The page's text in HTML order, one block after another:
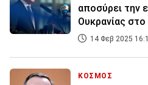
αποσύρει την
Ουκρανίας
14 Φεβ 2025
ΚΟΣΜΟΣ